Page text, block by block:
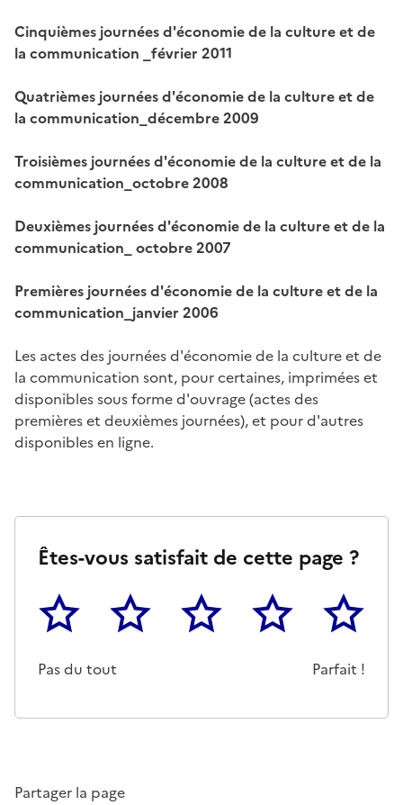
Cinquièmes journées d'économie de la culture et de
la communication _février 2011
Quatrièmes journées d'économie de la culture et de
la communication_décembre 2009
Troisièmes journées d'économie de la culture et de la
communication_octobre 2008
Deuxièmes journées d'économie de la culture et de la
communication_ octobre 2007
Premières journées d'économie de la culture et de la
communication_janvier 2006
Les actes des journées d'économie de la culture et de
la communication sont, pour certaines, imprimées et
disponibles sous forme d'ouvrage (actes des
premières et deuxièmes journées), et pour d'autres
disponibles en ligne.
Êtes-vous satisfait de cette page ?
1
Pas du tout
2 3 4 5
Parfait !
Partager la page